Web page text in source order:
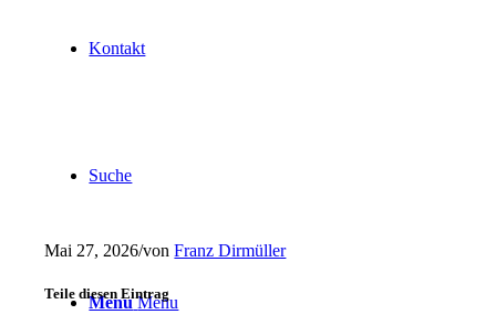
Kontakt
Suche
Menu Menu
Mai 27, 2026/vonFranz Dirmüller
Teile diesen Eintrag